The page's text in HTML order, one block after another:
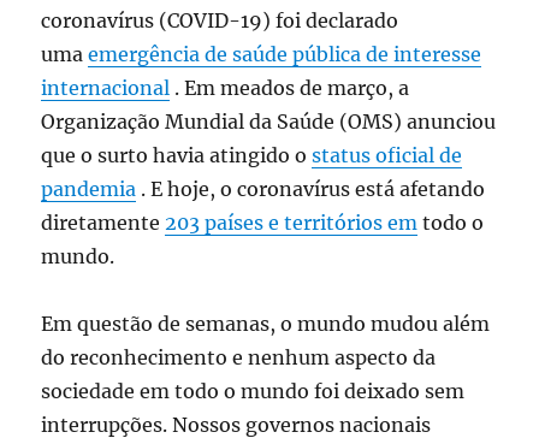
coronavírus (COVID-19) foi declarado
umaemergência de saúde pública de interesse
internacional . Em meados de março, a
Organização Mundial da Saúde (OMS) anunciou
que o surto havia atingido ostatus oficial de
pandemia . E hoje, o coronavírus está afetando
diretamente 203 países e territórios em todo o
mundo.
Em questão de semanas, o mundo mudou além
do reconhecimento e nenhum aspecto da
sociedade em todo o mundo foi deixado sem
interrupções. Nossos governos nacionais